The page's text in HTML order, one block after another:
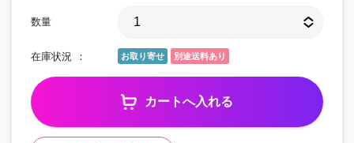
数量
在庫状況 お取り寄せ 別途送料あり
カートへ入れる